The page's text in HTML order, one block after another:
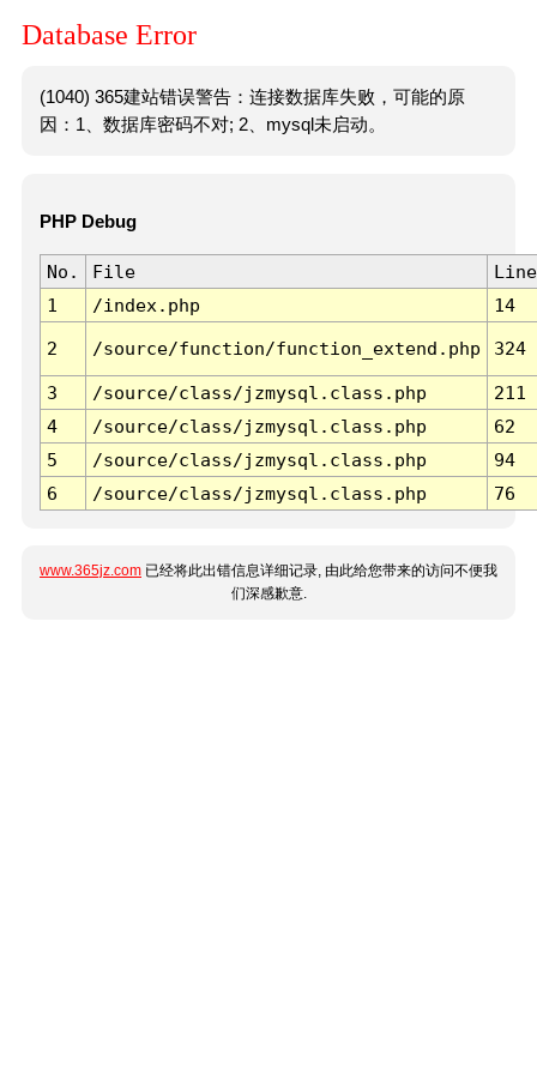
Database Error
(1040) 365建站错误警告：连接数据库失败，可能的原
因：1、数据库密码不对; 2、mysql未启动。
PHP Debug
No. File
Line
1
/index.php 14
2 /source/function/function_extend.php 324
3 /source/class/jzmysql.class.php
211
4
/source/class/jzmysql.class.php
62
5
/source/class/jzmysql.class.php
94
6
/source/class/jzmysql.class.php 76
www.365jz.com 已经将此出错信息详细记录, 由此给您带来的访问不便我
们深感歉意.